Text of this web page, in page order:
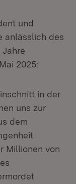
und
anlässlich des
2025:
in der
uns zur
dem
Millionen von